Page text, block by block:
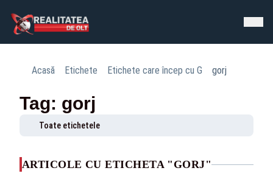
Acasă Etichete Etichete care încep cu G gorj
Tag: gorj
Toate etichetele
ARTICOLE CU ETICHETA "GORJ"